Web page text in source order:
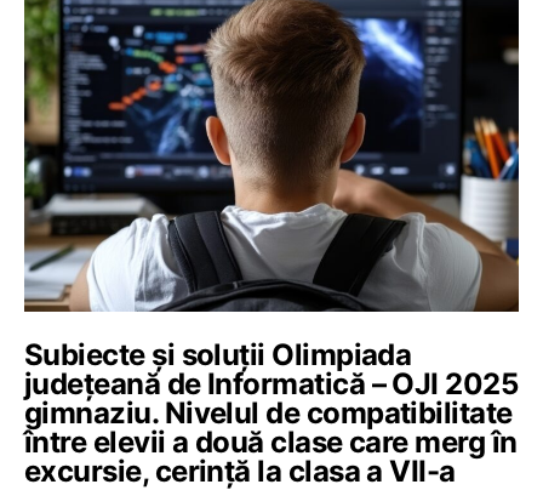
Subiecte și soluții Olimpiada
județeană de Informatică – OJI 2025
gimnaziu. Nivelul de compatibilitate
între elevii a două clase care merg în
excursie, cerință la clasa a VII-a